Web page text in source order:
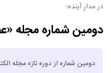
در مدارِ آینده؛
دومین شماره مجله
دومین شماره از دوره تازه مجله